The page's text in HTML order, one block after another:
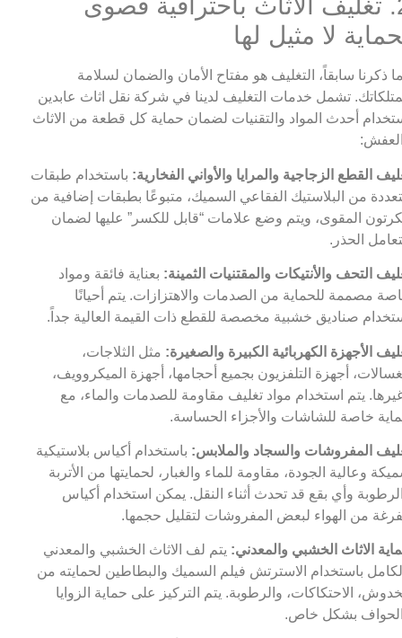
2. تغليف الاثاث باحترافية قصوى
لا مثيل لها
ذكرنا سابقاً، التغليف هو مفتاح الأمان والضمان لسلامة
تشمل خدمات التغليف لدينا في شركة نقل اثاث عابدين
أحدث المواد والتقنيات لضمان حماية كل قطعة من الاثاث
القطع الزجاجية والمرايا والأواني الفخارية: باستخدام طبقات
من البلاستيك الفقاعي السميك، متبوعًا بطبقات إضافية من
المقوى، ويتم وضع علامات “قابل للكسر” عليها لضمان
الحذر.
التحف والأنتيكات والمقتنيات الثمينة: بعناية فائقة ومواد
مصممة للحماية من الصدمات والاهتزازات. يتم أحيانًا
صناديق خشبية مخصصة للقطع ذات القيمة العالية جداً.
الأجهزة الكهربائية الكبيرة والصغيرة: مثل الثلاجات،
أجهزة التلفزيون بجميع أحجامها، أجهزة الميكروويف،
يتم استخدام مواد تغليف مقاومة للصدمات والماء، مع
خاصة للشاشات والأجزاء الحساسة.
المفروشات والسجاد والملابس: باستخدام أكياس بلاستيكية
وعالية الجودة، مقاومة للماء والغبار، لحمايتها من الأتربة
وأي بقع قد تحدث أثناء النقل. يمكن استخدام أكياس
من الهواء لبعض المفروشات لتقليل حجمها.
الاثاث الخشبي والمعدني: يتم لف الاثاث الخشبي والمعدني
باستخدام الاسترتش فيلم السميك والبطاطين لحمايته من
الاحتكاكات، والرطوبة. يتم التركيز على حماية الزوايا
بشكل خاص.